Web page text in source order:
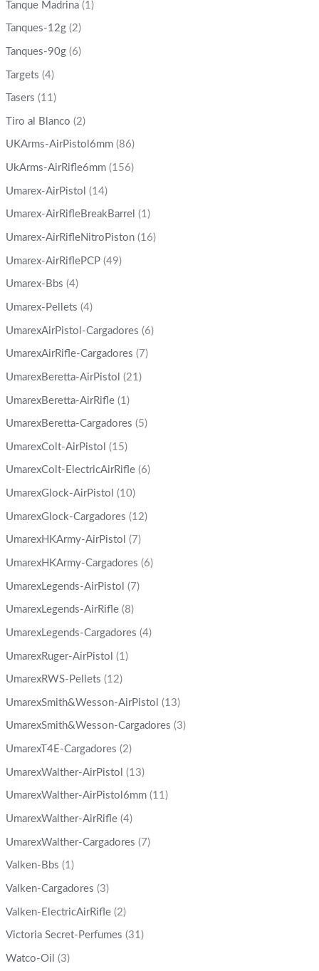
Tanque Madrina (1)
Tanques-12g (2)
Tanques-90g (6)
Targets (4)
Tasers (11)
Tiro al Blanco (2)
UKArms-AirPistol6mm (86)
UkArms-AirRifle6mm (156)
Umarex-AirPistol (14)
Umarex-AirRifleBreakBarrel (1)
Umarex-AirRifleNitroPiston (16)
Umarex-AirRiflePCP (49)
Umarex-Bbs (4)
Umarex-Pellets (4)
UmarexAirPistol-Cargadores (6)
UmarexAirRifle-Cargadores (7)
UmarexBeretta-AirPistol (21)
UmarexBeretta-AirRifle (1)
UmarexBeretta-Cargadores (5)
UmarexColt-AirPistol (15)
UmarexColt-ElectricAirRifle (6)
UmarexGlock-AirPistol (10)
UmarexGlock-Cargadores (12)
UmarexHKArmy-AirPistol (7)
UmarexHKArmy-Cargadores (6)
UmarexLegends-AirPistol (7)
UmarexLegends-AirRifle (8)
UmarexLegends-Cargadores (4)
UmarexRuger-AirPistol (1)
UmarexRWS-Pellets (12)
UmarexSmith&Wesson-AirPistol (13)
UmarexSmith&Wesson-Cargadores (3)
UmarexT4E-Cargadores (2)
UmarexWalther-AirPistol (13)
UmarexWalther-AirPistol6mm (11)
UmarexWalther-AirRifle (4)
UmarexWalther-Cargadores (7)
Valken-Bbs (1)
Valken-Cargadores (3)
Valken-ElectricAirRifle (2)
Victoria Secret-Perfumes (31)
Watco-Oil (3)